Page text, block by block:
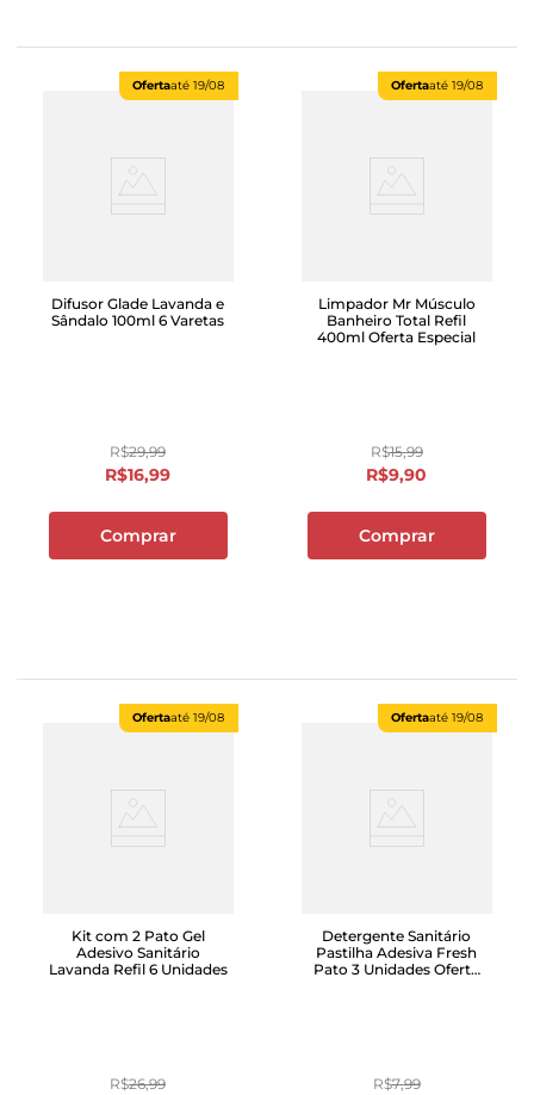
Ofertaaté 19/08
Difusor Glade Lavanda e
Sândalo 100ml 6 Varetas
R$29,99
R$16,99
Comprar
Ofertaaté 19/08
Limpador Mr Músculo
Banheiro Total Refil
400ml Oferta Especial
R$15,99
R$9,90
Comprar
Ofertaaté 19/08
Kit com 2 Pato Gel
Adesivo Sanitário
Lavanda Refil 6 Unidades
R$26,99
Ofertaaté 19/08
Detergente Sanitário
Pastilha Adesiva Fresh
Pato 3 Unidades Oferta
R$7,99